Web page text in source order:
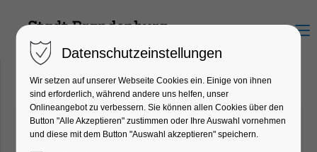
Menu
25.05.2023 14:34
von Dirk Forberger
(Kommentare: 0)
Datenschutzeinstellungen
Wir setzen auf unserer Webseite Cookies ein. Einige von ihnen
sind erforderlich, während andere uns helfen, unser
Onlineangebot zu verbessern. Sie können allen Cookies über den
Button "Alle Akzeptieren" zustimmen oder Ihre Auswahl vornehmen
und diese mit dem Button "Auswahl akzeptieren" speichern.